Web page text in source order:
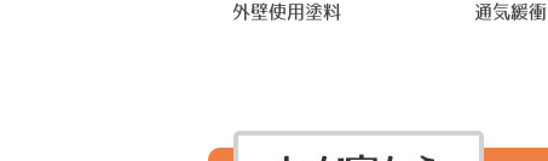
外壁使用塗料 通気緩